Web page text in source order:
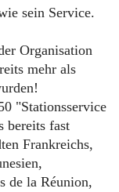
sein Service.
Organisation
mehr als
"Stationsservice
bereits fast
Frankreichs,
de la Réunion,